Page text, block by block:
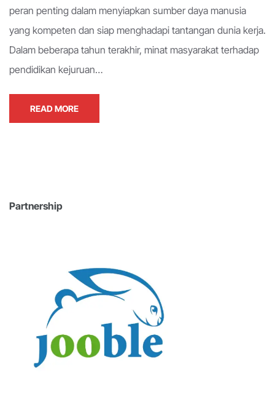
peran penting dalam menyiapkan sumber daya manusia
yang kompeten dan siap menghadapi tantangan dunia kerja.
Dalam beberapa tahun terakhir, minat masyarakat terhadap
pendidikan kejuruan…
READ MORE
Partnership